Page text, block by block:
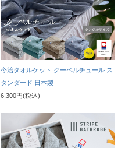
今治タオルケット クーベルチュール ス
タンダード 日本製
6,300円(税込)